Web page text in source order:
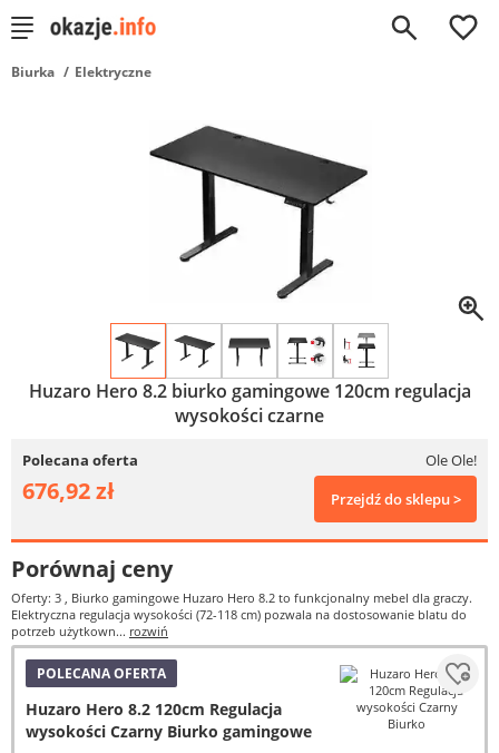
0
Biurka Elektryczne
Huzaro Hero 8.2 biurko gamingowe 120cm regulacja
wysokości czarne
Polecana oferta Ole Ole!
676,92 zł Przejdź do sklepu >
Porównaj ceny
Oferty: 3 , Biurko gamingowe Huzaro Hero 8.2 to funkcjonalny mebel dla graczy.
Elektryczna regulacja wysokości (72-118 cm) pozwala na dostosowanie blatu do
potrzeb użytkown... rozwiń
POLECANA OFERTA
Huzaro Hero 8.2 120cm Regulacja
wysokości Czarny Biurko gamingowe